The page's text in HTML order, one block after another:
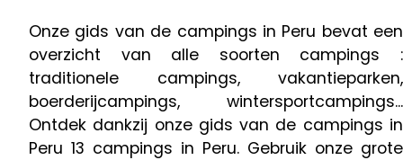
Onze gids van de campings in Peru bevat een
overzicht van alle soorten campings :
traditionele campings, vakantieparken,
boerderijcampings, wintersportcampings...
Ontdek dankzij onze gids van de campings in
Peru 13 campings in Peru. Gebruik onze grote